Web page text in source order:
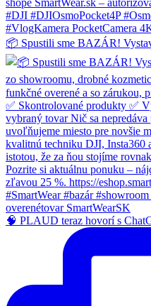
📦 Spustili sme BAZÁR!
🧠 PLAUD teraz hovorí s